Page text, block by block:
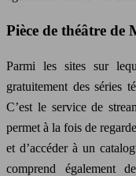
Pièce de théâtre de
Parmi les sites sur
gratuitement des séries
C’est le service de
permet à la fois de
et d’accéder à un
comprend également